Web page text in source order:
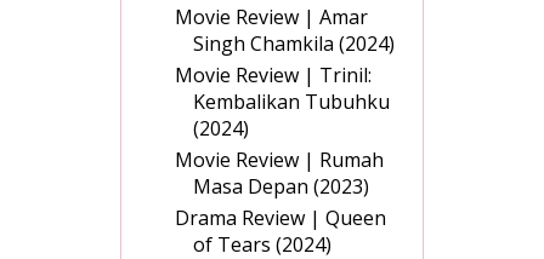
Movie Review | Amar
Singh Chamkila (2024)
Movie Review | Trinil:
Kembalikan Tubuhku
(2024)
Movie Review | Rumah
Masa Depan (2023)
Drama Review | Queen
of Tears (2024)